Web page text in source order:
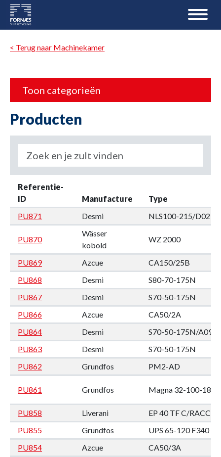
< Terug naar Machinekamer
Toon categorieën
Producten
Referentie-
ID
Manufacture
Type
PU871
Desmi NLS100-215/D02
PU870
Wässer
kobold
WZ 2000
PU869 Azcue
CA150/25B
PU868
Desmi
S80-70-175N
PU867
Desmi
S70-50-175N
PU866
Azcue
CA50/2A
PU864
Desmi
S70-50-175N/A09
PU863
Desmi
S70-50-175N
PU862
Grundfos PM2-AD
PU861 Grundfos Magna 32-100-180
PU858 Liverani
EP 40 TF C/RACC
PU855
Grundfos
UPS 65-120 F340
PU854
Azcue
CA50/3A